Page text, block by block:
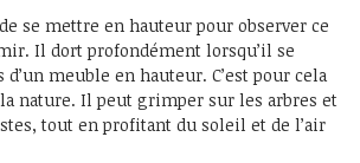
se mettre en hauteur pour observer ce
Il dort profondément lorsqu’il se
meuble en hauteur. C’est pour cela
nature. Il peut grimper sur les arbres et
tout en profitant du soleil et de l’air